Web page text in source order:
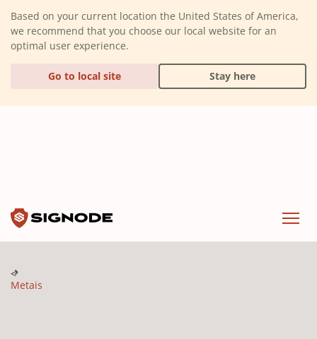
Based on your current location the United States of America,
we recommend that you choose our local website for an
optimal user experience.
Go to local site Stay here
Metais